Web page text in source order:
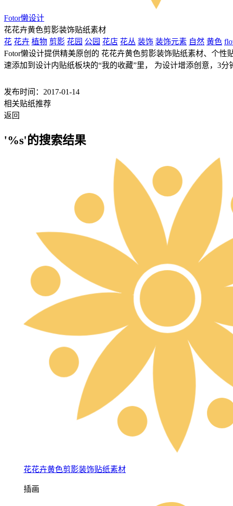
Fotor懒设计
花花卉黄色剪影装饰贴纸素材
花 花卉 植物 剪影 花园 公园 花店 花丛 装饰 装饰元素 自然 黄色
Fotor懒设计提供精美原创的 花花卉黄色剪影装饰贴纸素材、个
速添加到设计内贴纸板块的“我的收藏”里， 为设计增添创意，3分
发布时间：2017-01-14
相关贴纸推荐
返回
'%s'的搜索结果
花花卉黄色剪影装饰贴纸素材
插画